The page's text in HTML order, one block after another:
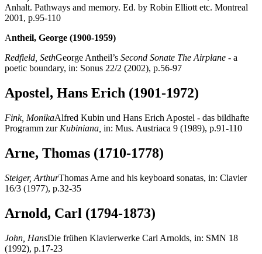
Anhalt. Pathways and memory. Ed. by Robin Elliott etc. Montreal
2001, p.95-110
Antheil, George (1900-1959)
Redfield, SethGeorge Antheil’s Second Sonate The Airplane - a
poetic boundary, in: Sonus 22/2 (2002), p.56-97
Apostel, Hans Erich (1901-1972)
Fink, MonikaAlfred Kubin und Hans Erich Apostel - das bildhafte
Programm zur Kubiniana, in: Mus. Austriaca 9 (1989), p.91-110
Arne, Thomas (1710-1778)
Steiger, ArthurThomas Arne and his keyboard sonatas, in: Clavier
16/3 (1977), p.32-35
Arnold, Carl (1794-1873)
John, HansDie frühen Klavierwerke Carl Arnolds, in: SMN 18
(1992), p.17-23